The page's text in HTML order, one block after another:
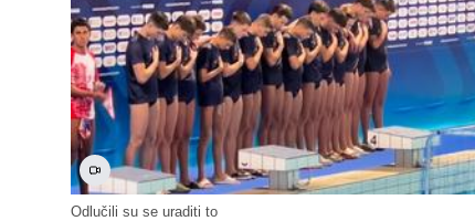
Odlučili su se uraditi to